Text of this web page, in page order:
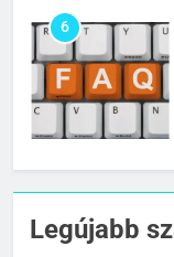
6
7
Legújabb